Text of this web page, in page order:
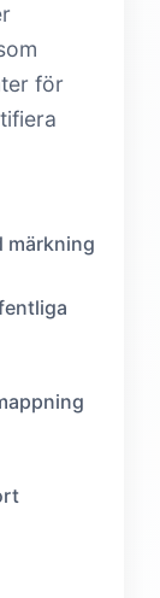
för
märkning